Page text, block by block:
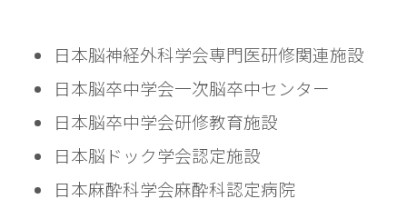
日本脳神経外科学会専門医研修関連施設
日本脳卒中学会一次脳卒中センター
日本脳卒中学会研修教育施設
日本脳ドック学会認定施設
日本麻酔科学会麻酔科認定病院